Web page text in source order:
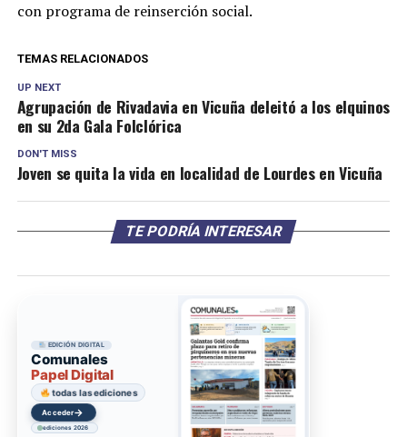
con programa de reinserción social.
TEMAS RELACIONADOS
UP NEXT
Agrupación de Rivadavia en Vicuña deleitó a los elquinos
en su 2da Gala Folclórica
DON'T MISS
Joven se quita la vida en localidad de Lourdes en Vicuña
TE PODRÍA INTERESAR
EDICIÓN DIGITAL
Comunales
Papel Digital
todas las ediciones
Acceder→
ediciones 2026